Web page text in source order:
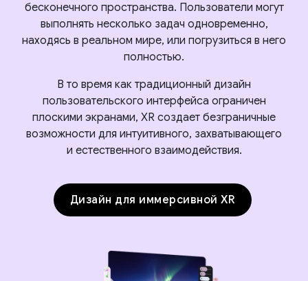
бесконечного пространства. Пользователи могут
выполнять несколько задач одновременно,
находясь в реальном мире, или погрузиться в него
полностью.
В то время как традиционный дизайн
пользовательского интерфейса ограничен
плоскими экранами, XR создает безграничные
возможности для интуитивного, захватывающего
и естественного взаимодействия.
Дизайн для иммерсивной XR